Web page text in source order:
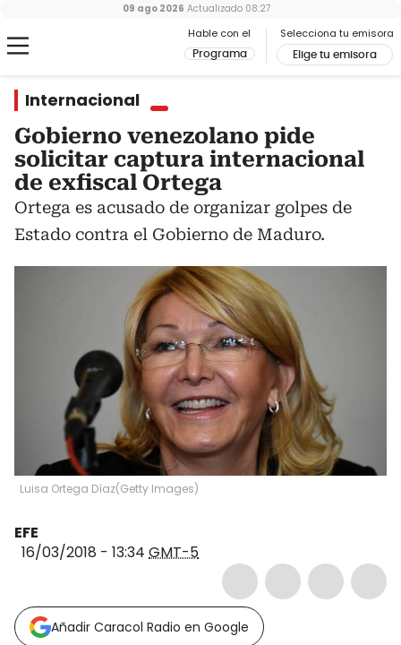
Hable con el
Programa
Selecciona tu emisora
Elige tu emisora
09 ago 2026 Actualizado 08:27
Internacional
Gobierno venezolano pide
solicitar captura internacional
de exfiscal Ortega
Ortega es acusado de organizar golpes de
Estado contra el Gobierno de Maduro.
Luisa Ortega Díaz(Getty Images)
EFE
16/03/2018 - 13:34 GMT-5
Añadir Caracol Radio en Google